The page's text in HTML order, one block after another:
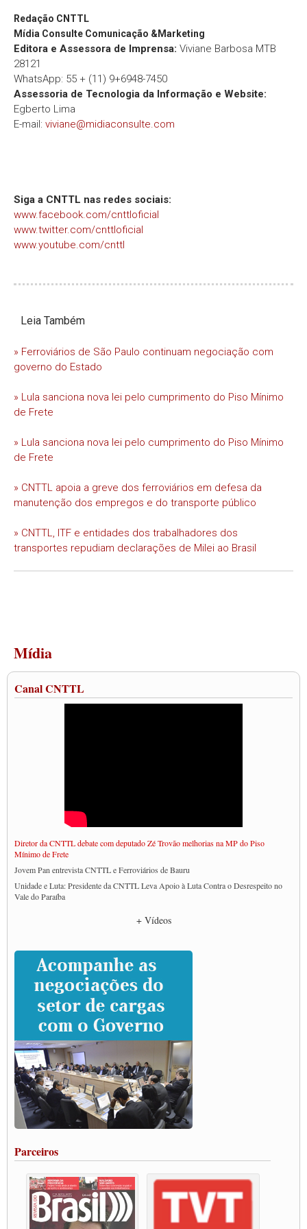
Redação CNTTL
Mídia Consulte Comunicação &Marketing
Editora e Assessora de Imprensa: Viviane Barbosa MTB
28121
WhatsApp: 55 + (11) 9+6948-7450
Assessoria de Tecnologia da Informação e Website:
Egberto Lima
E-mail: viviane@midiaconsulte.com
Siga a CNTTL nas redes sociais:
www.facebook.com/cnttloficial
www.twitter.com/cnttloficial
www.youtube.com/cnttl
Leia Também
» Ferroviários de São Paulo continuam negociação com
governo do Estado
» Lula sanciona nova lei pelo cumprimento do Piso Mínimo
de Frete
» Lula sanciona nova lei pelo cumprimento do Piso Mínimo
de Frete
» CNTTL apoia a greve dos ferroviários em defesa da
manutenção dos empregos e do transporte público
» CNTTL, ITF e entidades dos trabalhadores dos
transportes repudiam declarações de Milei ao Brasil
Mídia
Canal CNTTL
Diretor da CNTTL debate com deputado Zé Trovão melhorias na MP do Piso
Mínimo de Frete
Jovem Pan entrevista CNTTL e Ferroviários de Bauru
Unidade e Luta: Presidente da CNTTL Leva Apoio à Luta Contra o Desrespeito no
Vale do Paraíba
Caminhoneiros prometem paralisação e cobram diálogo com Lula
CNTTL e lideranças de caminhoneiros participam de debate sobre saúde nas
rodovias
Paulinho e Litti debatem política global para transporte rodoviário de cargas na
SUTCRA no Uruguai
Grande Conquista da Categoria transporte de Cargas e Caminhoneiros Autonomos
ENCONTRO INTERNACIONAL EM APOIO A CLASSE TRABALHADORA
DO BRASIL E A ELEIÇÃO 2022
Carta às Brasileiras e aos Brasileiros em Defesa do Estado Democrático de Direito
Paulinho, presidente da CNTTL, faz balanço do 3º Congresso da CNTTL
Caminhoneiros aprovam greve a partir do 1º de novembro
Rodoviários de Feira Santana fazem Assembleia para avaliar proposta de reajuste
salarial
Vacina Já: Lockdown de 24 horas dos trabalhadores em transportes está mantido,
Condutores de Guarulhos farão greve sanitária nesta terça-feira (20)
Paralisação dos Caminhoneiros na #BR285, entrocamento que liga o Mercosul ao
Rio Grande
Caminhoneiros bloqueiam duas faixas na Castello Branco e fazem protesto
+ Vídeos
Parceiros